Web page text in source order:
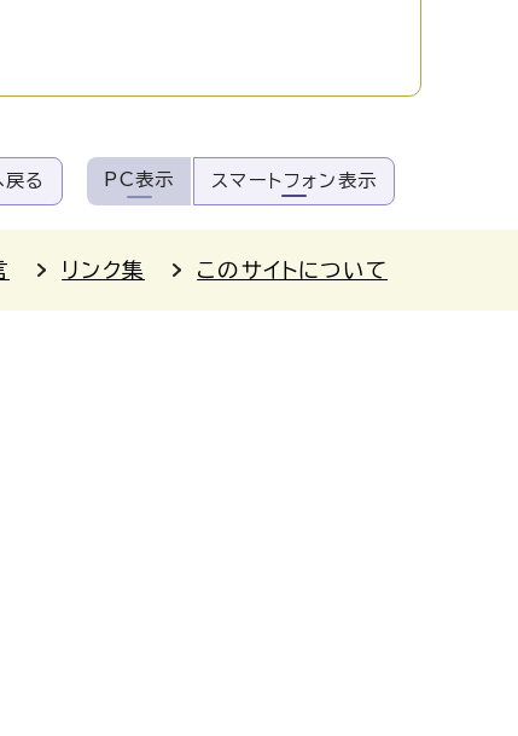
戻る PC表示 スマートフォン表示
リンク集 このサイトについて